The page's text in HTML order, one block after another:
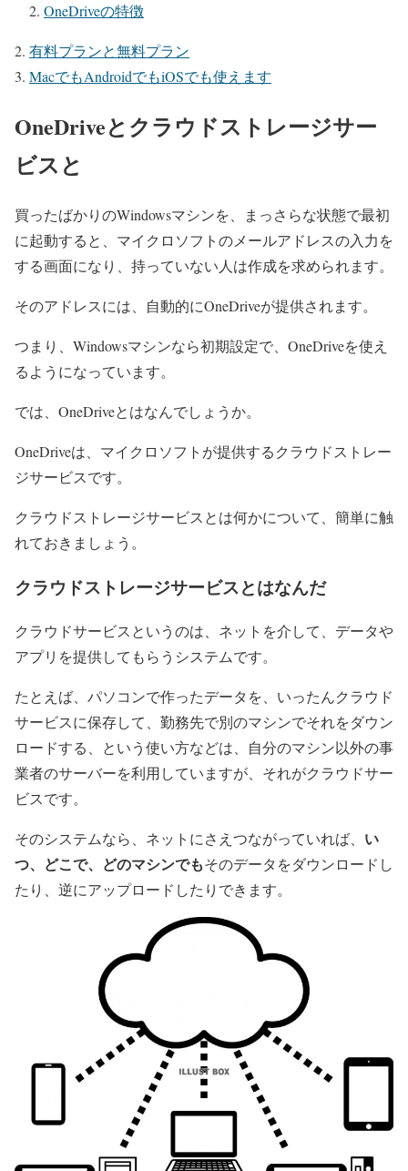
OneDriveの特徴
有料プランと無料プラン
MacでもAndroidでもiOSでも使えます
OneDriveとクラウドストレージサー
ビスと
買ったばかりのWindowsマシンを、まっさらな状態で最初
に起動すると、マイクロソフトのメールアドレスの入力を
する画面になり、持っていない人は作成を求められます。
そのアドレスには、自動的にOneDriveが提供されます。
つまり、Windowsマシンなら初期設定で、OneDriveを使え
るようになっています。
では、OneDriveとはなんでしょうか。
OneDriveは、マイクロソフトが提供するクラウドストレー
ジサービスです。
クラウドストレージサービスとは何かについて、簡単に触
れておきましょう。
クラウドストレージサービスとはなんだ
クラウドサービスというのは、ネットを介して、データや
アプリを提供してもらうシステムです。
たとえば、パソコンで作ったデータを、いったんクラウド
サービスに保存して、勤務先で別のマシンでそれをダウン
ロードする、という使い方などは、自分のマシン以外の事
業者のサーバーを利用していますが、それがクラウドサー
ビスです。
そのシステムなら、ネットにさえつながっていれば、 い
つ、どこで、どのマシンでもそのデータをダウンロードし
たり、逆にアップロードしたりできます。